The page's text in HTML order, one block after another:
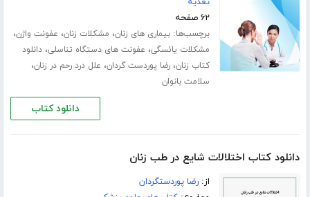
۶۲ صفحه
برچسب‌ها:بیماری های زنان، مشکلات زنان، عفونت واژن،
مشکلات یائسگی، عفونت های دستگاه تناسلی،دانلود
کتاب زنان،رضا پوردست گردان، علل درد رحم در زنان،
سلامت بانوان
دانلود کتاب
دانلود کتاب اختلالات شایع در طب زنان
از:رضا پوردستگردان